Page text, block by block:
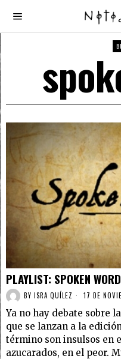
PLAYLIST: SPOKEN
BY ISRA QUÍLEZ 17 DE
Ya no hay debate sobre
que se lanzan a la
término son insulsos en
azucarados, en el peor.